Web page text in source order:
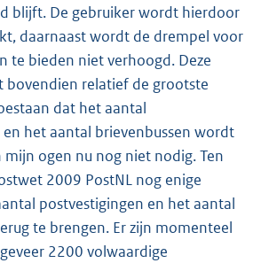
blijft. De gebruiker wordt hierdoor
daarnaast wordt de drempel voor
te bieden niet verhoogd. Deze
bovendien relatief de grootste
dat het aantal
het aantal brievenbussen wordt
ogen nu nog niet nodig. Ten
2009 PostNL nog enige
postvestigingen en het aantal
te brengen. Er zijn momenteel
2200 volwaardige